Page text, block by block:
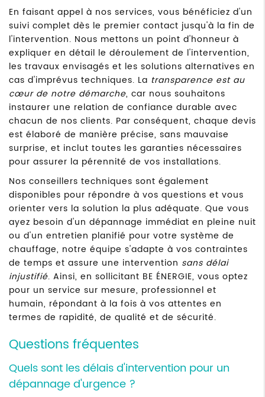
En faisant appel à nos services, vous bénéficiez d'un
suivi complet dès le premier contact jusqu'à la fin de
l'intervention. Nous mettons un point d'honneur à
expliquer en détail le déroulement de l'intervention,
les travaux envisagés et les solutions alternatives en
cas d'imprévus techniques. La transparence est au
cœur de notre démarche, car nous souhaitons
instaurer une relation de confiance durable avec
chacun de nos clients. Par conséquent, chaque devis
est élaboré de manière précise, sans mauvaise
surprise, et inclut toutes les garanties nécessaires
pour assurer la pérennité de vos installations.
Nos conseillers techniques sont également
disponibles pour répondre à vos questions et vous
orienter vers la solution la plus adéquate. Que vous
ayez besoin d'un dépannage immédiat en pleine nuit
ou d'un entretien planifié pour votre système de
chauffage, notre équipe s'adapte à vos contraintes
de temps et assure une intervention sans délai
injustifié. Ainsi, en sollicitant BE ÉNERGIE, vous optez
pour un service sur mesure, professionnel et
humain, répondant à la fois à vos attentes en
termes de rapidité, de qualité et de sécurité.
Questions fréquentes
Quels sont les délais d'intervention pour un
dépannage d'urgence ?